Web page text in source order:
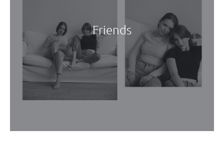
Friends